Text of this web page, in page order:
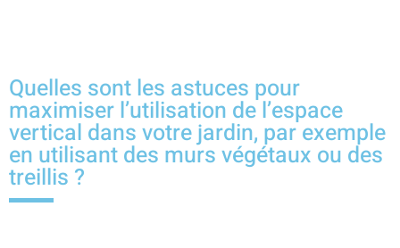
Quelles sont les astuces pour
maximiser l’utilisation de l’espace
vertical dans votre jardin, par exemple
en utilisant des murs végétaux ou des
treillis ?